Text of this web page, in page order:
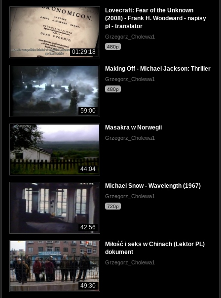
01:29:18
Lovecraft: Fear of the Unknown
(2008) - Frank H. Woodward - napisy
pl - translator
Grzegorz_Cholewa1
480p
59:00
Making Off - Michael Jackson: Thriller
Grzegorz_Cholewa1
480p
44:04
Masakra w Norwegii
Grzegorz_Cholewa1
42:56
Michael Snow - Wavelength (1967)
Grzegorz_Cholewa1
720p
49:30
Miłość i seks w Chinach (Lektor PL)
dokument
Grzegorz_Cholewa1